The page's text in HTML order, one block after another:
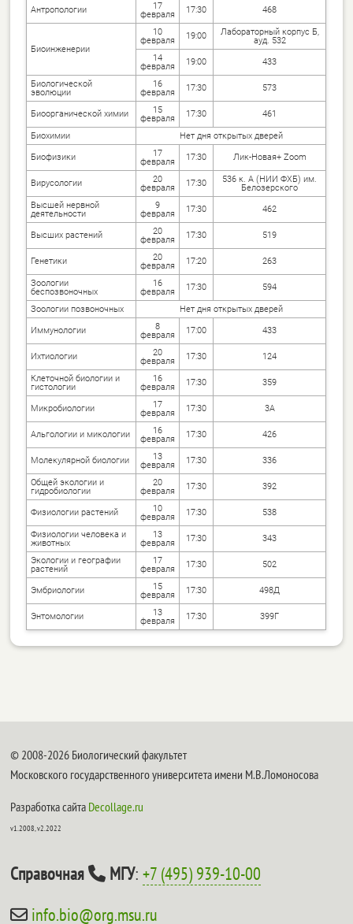
Антропологии
17
февраля
17:30 468
Биоинженерии
10
февраля
19:00
Лабораторный корпус Б,
ауд. 532
14
февраля
19:00 433
Биологической
эволюции
16
февраля
17:30 573
Биоорганической химии
15
февраля
17:30 461
Биохимии Нет дня открытых дверей
Биофизики
17
февраля
17:30 Лик-Новая+ Zoom
Вирусологии
20
февраля
17:30
536 к. А (НИИ ФХБ) им.
Белозерского
Высшей нервной
деятельности
9
февраля
17:30 462
Высших растений
20
февраля
17:30 519
Генетики
20
февраля
17:20 263
Зоологии
беспозвоночных
16
февраля
17:30 594
Зоологии позвоночных Нет дня открытых дверей
Иммунологии
8
февраля
17:00 433
Ихтиологии
20
февраля
17:30 124
Клеточной биологии и
гистологии
16
февраля
17:30 359
Микробиологии
17
февраля
17:30 3А
Альгологии и микологии
16
февраля
17:30 426
Молекулярной биологии
13
февраля
17:30 336
Общей экологии и
гидробиологии
20
февраля
17:30 392
Физиологии растений
10
февраля
17:30 538
Физиологии человека и
животных
13
февраля
17:30 343
Экологии и географии
растений
17
февраля
17:30 502
Эмбриологии
15
февраля
17:30 498Д
Энтомологии
13
февраля
17:30 399Г
© 2008-2026 Биологический факультет
Московского государственного университета имени М.В.Ломоносова
Разработка сайта Decollage.ru
v1.2008, v2.2022
Справочная МГУ:+7 (495) 939-10-00
info.bio@org.msu.ru